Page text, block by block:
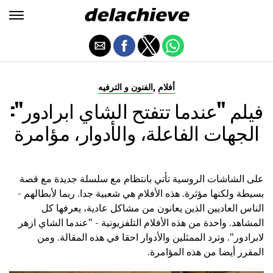
الفنون و الترفيه , أفلام
فيلم "عندما تتفتح الشاي ابرادور":
الجهات الفاعلة، والأدوار، مؤامرة
على الشاشات الروسية تأتي بانتظام مع سلسلة جديدة مع قصة
بسيطة ولكنها مؤثرة. هذه الأفلام هي شعبية جدا. ربما لأبطالهم -
الناس العاديين الذين يعانون من مشاكل عادية، يعرفها كل
المشاهد. واحدة من هذه الأفلام التلفزيونية - "عندما الشاي ازهر
لابرادور". وترد الممثلين والأدوار احقا في هذه المقالة. ومن
المقرر أيضا من هذه المؤامرة.